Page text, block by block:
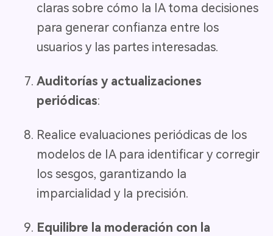
claras sobre cómo la IA toma decisiones
para generar confianza entre los
usuarios y las partes interesadas.
Auditorías y actualizaciones
periódicas:
Realice evaluaciones periódicas de los
modelos de IA para identificar y corregir
los sesgos, garantizando la
imparcialidad y la precisión.
Equilibre la moderación con la